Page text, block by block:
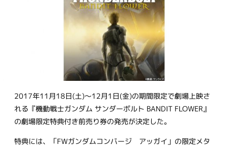
2017年11月18日(土)～12月1日(金)の期間限定で劇場上映さ
れる『機動戦士ガンダム サンダーボルト BANDIT FLOWER』
の劇場限定特典付き前売り券の発売が決定した。
特典には、「FWガンダムコンバージ アッガイ」の限定メタ